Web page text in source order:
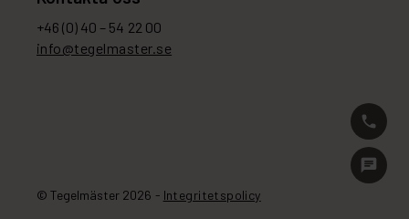
+46 (0) 40 – 54 22 00
info@tegelmaster.se
© Tegelmäster 2026 - Integritetspolicy
phone
chat